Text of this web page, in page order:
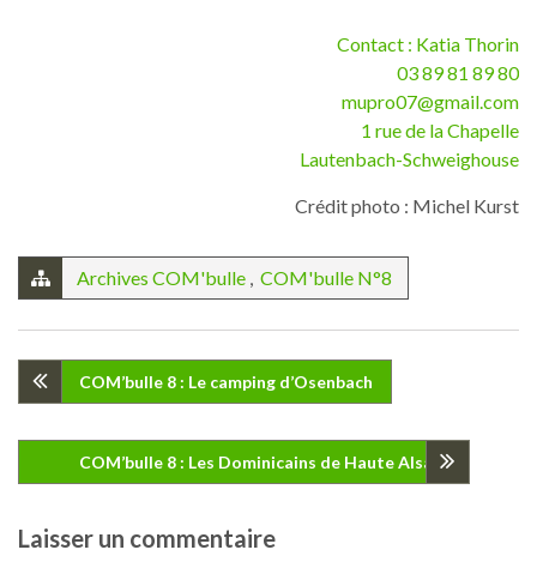
Contact : Katia Thorin
03 89 81 89 80
mupro07@gmail.com
1 rue de la Chapelle
Lautenbach-Schweighouse
Crédit photo : Michel Kurst
Archives COM'bulle COM'bulle N°8
Navigation
de
l’article
COM’bulle 8 : Le camping d’Osenbach
COM’bulle 8 : Les Dominicains de Haute Alsace
Laisser un commentaire